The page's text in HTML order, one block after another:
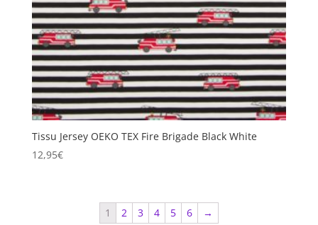
Tissu Jersey OEKO TEX Fire Brigade Black White
12,95€
1 2 3 4 5 6 →